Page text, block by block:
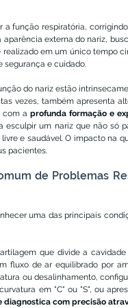
função respiratória,
externa do nariz,
em um único tempo
segurança e cuidado.
do nariz estão
vezes, também apresenta
com a profunda formação e
um nariz que não só
e saudável. O impacto na
pacientes.
de Problemas
uma das principais
que divide a
fluxo de ar equilibrado por
ou desalinhamento,
em "C" ou "S", ou
diagnostica com precisão